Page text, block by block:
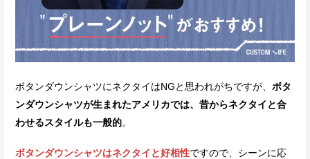
ボタンダウンシャツにネクタイはNGと思われがちですが、 ボタ
ンダウンシャツが生まれたアメリカでは、昔からネクタイと合
わせるスタイルも一般的。
ボタンダウンシャツはネクタイと好相性ですので、シーンに応